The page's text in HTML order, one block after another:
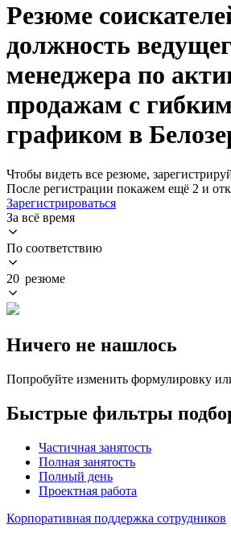
Резюме
должность
менеджера по
продажам с гибким
графиком в
Чтобы видеть все резюме,
После регистрации покажем ещё 2 и
Зарегистрироваться
За всё время
По соответствию
20 резюме
Ничего не нашлось
Попробуйте изменить формулировку
Быстрые фильтры
Частичная занятость
Полная занятость
Полный день
Проектная работа
Корпоративная поддержка сотрудников